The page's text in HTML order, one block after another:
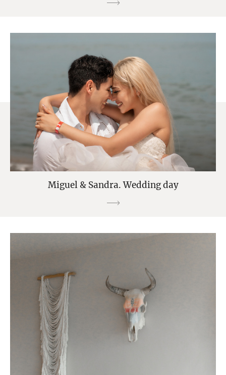
Miguel & Sandra. Wedding day